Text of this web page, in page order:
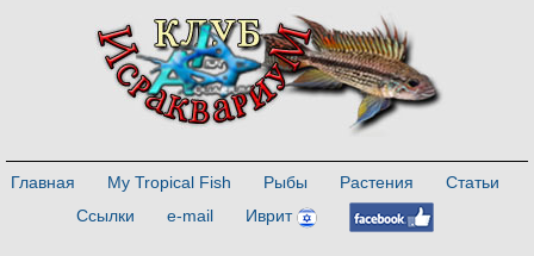
Главная My Tropical Fish Рыбы Растения
Статьи
Ссылки
e-mail Иврит